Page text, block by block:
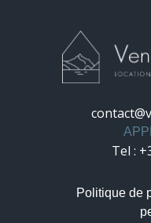
Tel :
Politique de